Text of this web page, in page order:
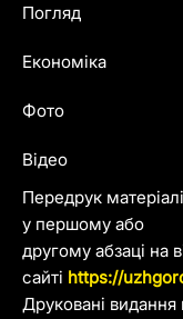
Передрук
у першому або
другому абзаці на
сайті https://
Друковані
Погляд
Економіка
Фото
Відео